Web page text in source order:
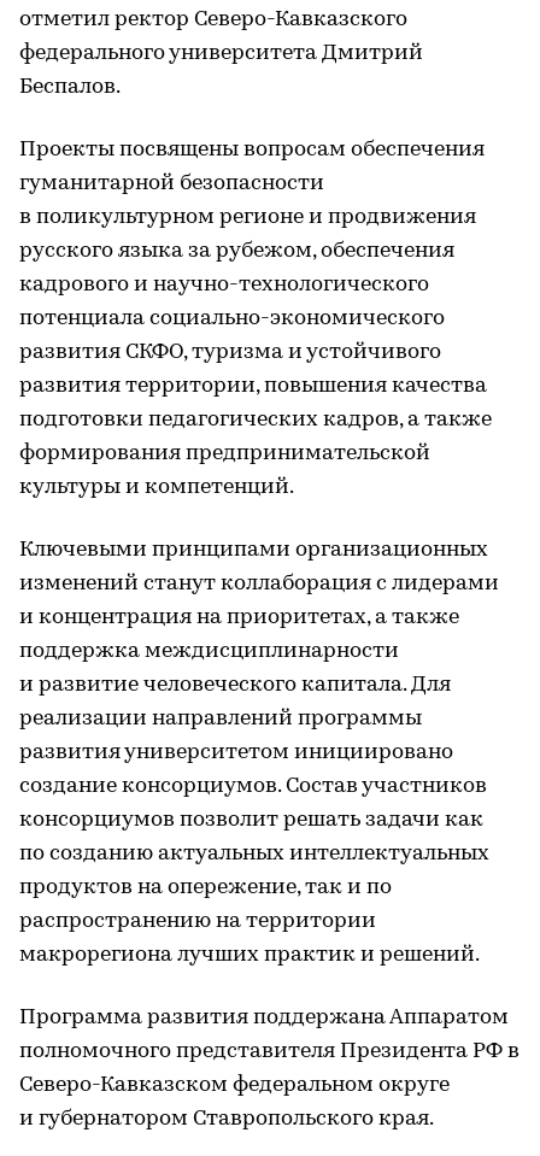
отметил ректор Северо-Кавказского
федерального университета Дмитрий
Беспалов.
Проекты посвящены вопросам обеспечения
гуманитарной безопасности
в поликультурном регионе и продвижения
русского языка за рубежом, обеспечения
кадрового и научно-технологического
потенциала социально-экономического
развития СКФО, туризма и устойчивого
развития территории, повышения качества
подготовки педагогических кадров, а также
формирования предпринимательской
культуры и компетенций.
Ключевыми принципами организационных
изменений станут коллаборация с лидерами
и концентрация на приоритетах, а также
поддержка междисциплинарности
и развитие человеческого капитала. Для
реализации направлений программы
развития университетом инициировано
создание консорциумов. Состав участников
консорциумов позволит решать задачи как
по созданию актуальных интеллектуальных
продуктов на опережение, так и по
распространению на территории
макрорегиона лучших практик и решений.
Программа развития поддержана Аппаратом
полномочного представителя Президента РФ в
Северо-Кавказском федеральном округе
и губернатором Ставропольского края.